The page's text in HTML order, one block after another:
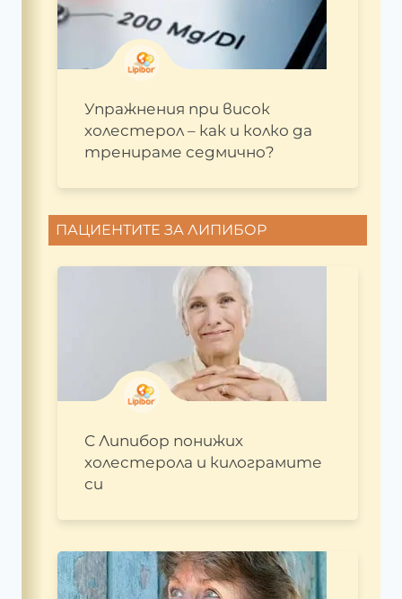
Упражнения при висок
холестерол – как и колко да
тренираме седмично?
ПАЦИЕНТИТЕ ЗА ЛИПИБОР
С Липибор понижих
холестерола и килограмите
си